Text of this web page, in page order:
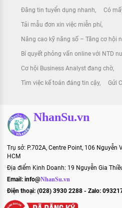
Đăng tin tuyển dụng nhanh Có
Tải mẫu đơn xin việc miễn phí
Nâng cao kỹ năng số – Tăng cơ hội
Bí quyết phỏng vấn online với NTD
Cơ hội Business Analyst đang chờ
Tìm việc kế toán đáng tin cậy Gửi
NhanSu.vn
Trụ sở: P.702A, Centre Point, 106 Nguyễn
HCM
Địa điểm Kinh Doanh: 19 Nguyễn Gia
Email: info@NhanSu.vn
Điện thoại: (028) 3930 2288 - Zalo: